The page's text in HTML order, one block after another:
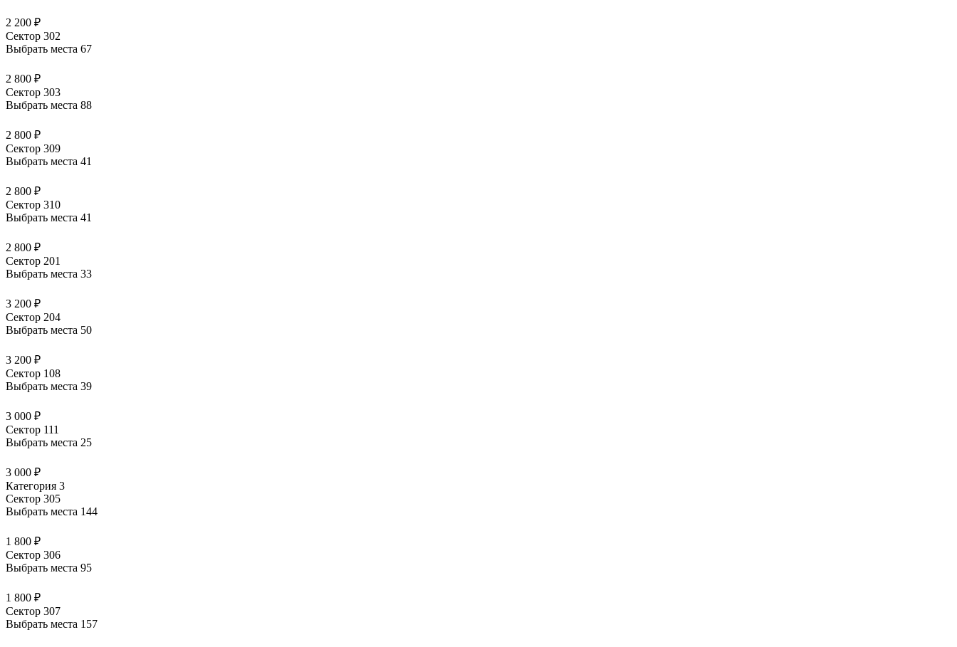
2 200 ₽
Сектор 302
Выбрать места 67
2 800 ₽
Сектор 303
Выбрать места 88
2 800 ₽
Сектор 309
Выбрать места 41
2 800 ₽
Сектор 310
Выбрать места 41
2 800 ₽
Сектор 201
Выбрать места 33
3 200 ₽
Сектор 204
Выбрать места 50
3 200 ₽
Сектор 108
Выбрать места 39
3 000 ₽
Сектор 111
Выбрать места 25
3 000 ₽
Категория 3
Сектор 305
Выбрать места 144
1 800 ₽
Сектор 306
Выбрать места 95
1 800 ₽
Сектор 307
Выбрать места 157